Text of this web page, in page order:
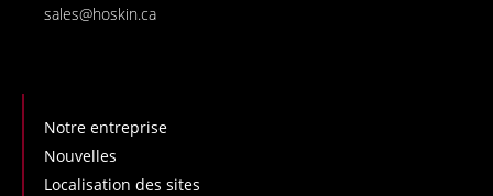
sales@hoskin.ca
Notre entreprise
Nouvelles
Localisation des sites